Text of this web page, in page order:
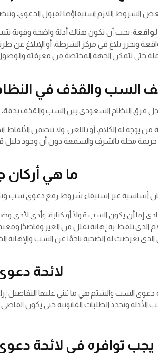
السب والقذف في
ما هي أركان
لائحة
السب والشتم هي ما تبني عليها التفاصيل
يجب توافره في لائحة